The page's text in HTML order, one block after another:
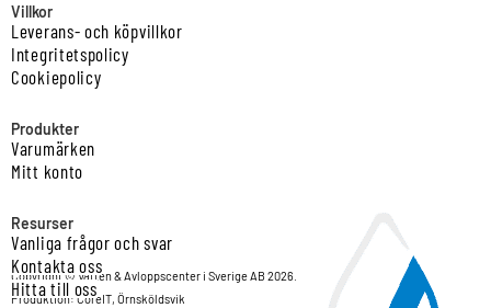
Villkor
Leverans- och köpvillkor
Integritetspolicy
Cookiepolicy
Produkter
Varumärken
Mitt konto
Resurser
Vanliga frågor och svar
Kontakta oss
Hitta till oss
Copyright © Vatten & Avloppscenter i Sverige AB 2026.
Produktion: CoreIT, Örnsköldsvik